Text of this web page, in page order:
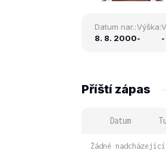
Datum nar.:
8. 8. 2000
Výška:
-
-
Příští zápas
Datum
Žádné